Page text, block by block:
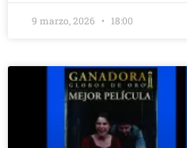
9 marzo, 2026 18:00